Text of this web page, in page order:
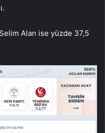
Alan ise yüzde 37,5